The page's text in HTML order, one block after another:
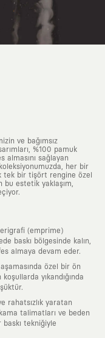
ve bağımsız
%100 pamuk
almasını sağlayan
her bir
tek bir tişört rengine özel
bu estetik yaklaşım,
(emprime)
baskı bölgesinde kalın,
almaya devam eder.
özel bir ön
yıkandığında
rahatsızlık yaratan
talimatları ve beden
tekniğiyle